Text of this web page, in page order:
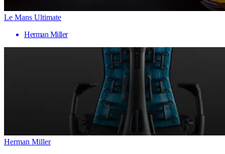
Le Mans Ultimate
Herman Miller
Herman Miller